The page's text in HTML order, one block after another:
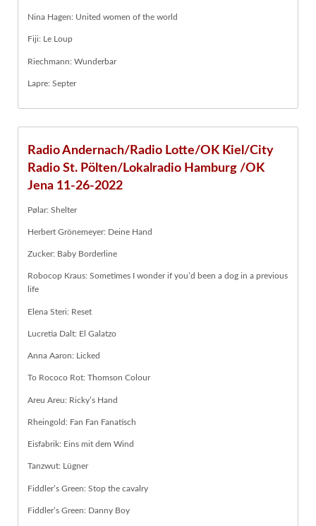
Nina Hagen: United women of the world
Fiji: Le Loup
Riechmann: Wunderbar
Lapre: Septer
Radio Andernach/Radio Lotte/OK Kiel/City
Radio St. Pölten/Lokalradio Hamburg /OK
Jena 11-26-2022
Pølar: Shelter
Herbert Grönemeyer: Deine Hand
Zucker: Baby Borderline
Robocop Kraus: Sometimes I wonder if you’d been a dog in a previous
life
Elena Steri: Reset
Lucretia Dalt: El Galatzo
Anna Aaron: Licked
To Rococo Rot: Thomson Colour
Areu Areu: Ricky’s Hand
Rheingold: Fan Fan Fanatisch
Eisfabrik: Eins mit dem Wind
Tanzwut: Lügner
Fiddler’s Green: Stop the cavalry
Fiddler’s Green: Danny Boy